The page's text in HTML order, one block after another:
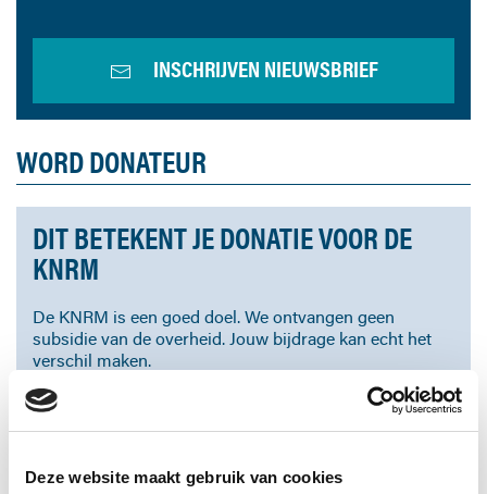
Deze website maakt gebruik van cookies
INSCHRIJVEN NIEUWSBRIEF
WORD DONATEUR
DIT BETEKENT JE DONATIE VOOR DE
KNRM
De KNRM is een goed doel. We ontvangen geen
subsidie van de overheid. Jouw bijdrage kan echt het
verschil maken.
Dankzij jouw bijdrage leiden we vrijwilligers op,
bouwen en onderhouden we reddingboten en zorgen
en goed uitgerust uitvaren.